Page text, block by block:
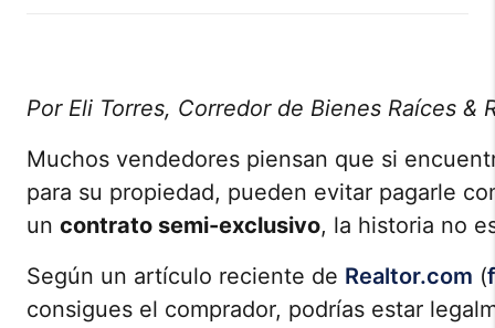
Por Eli Torres, Corredor de Bienes Raíces &
Muchos vendedores piensan que si
para su propiedad, pueden evitar pagarle
un contrato semi-exclusivo, la historia no
Según un artículo reciente de Realtor.com (
consigues el comprador, podrías estar